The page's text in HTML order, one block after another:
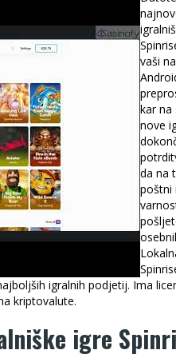
vaši
kar na
nove
da na
poštni
igralnih podjetij. Ima
kriptovalute.
igre